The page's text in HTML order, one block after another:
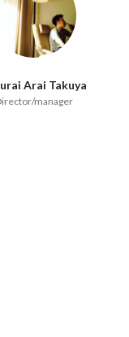
Arai Takuya
manager